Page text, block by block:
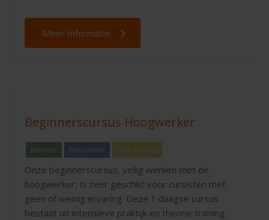
Meer Informatie
Beginnerscursus Hoogwerker
Bedrijven Particulieren Geen Ervaring
Onze beginnerscursus, veilig werken met de
hoogwerker, is zeer geschikt voor cursisten met
geen of weinig ervaring. Deze 1 daagse cursus
bestaat uit intensieve praktijk en theorie training.